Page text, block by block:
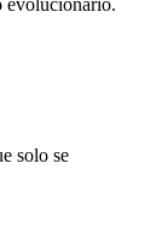
solo se